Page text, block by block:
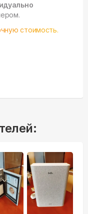
стоимость.